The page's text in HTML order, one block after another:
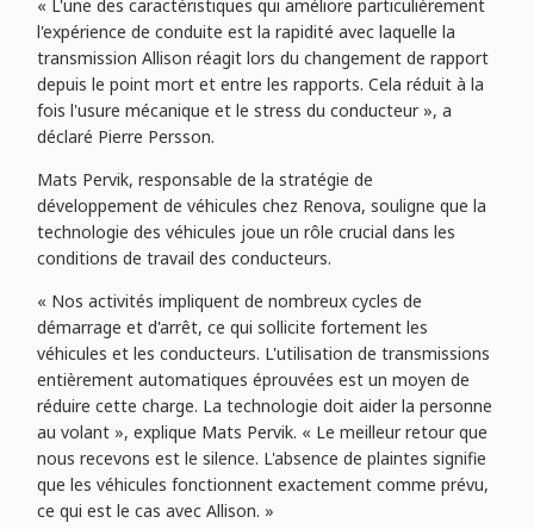
« L'une des caractéristiques qui améliore particulièrement
l'expérience de conduite est la rapidité avec laquelle la
transmission Allison réagit lors du changement de rapport
depuis le point mort et entre les rapports. Cela réduit à la
fois l'usure mécanique et le stress du conducteur », a
déclaré Pierre Persson.
Mats Pervik, responsable de la stratégie de
développement de véhicules chez Renova, souligne que la
technologie des véhicules joue un rôle crucial dans les
conditions de travail des conducteurs.
« Nos activités impliquent de nombreux cycles de
démarrage et d'arrêt, ce qui sollicite fortement les
véhicules et les conducteurs. L'utilisation de transmissions
entièrement automatiques éprouvées est un moyen de
réduire cette charge. La technologie doit aider la personne
au volant », explique Mats Pervik. « Le meilleur retour que
nous recevons est le silence. L'absence de plaintes signifie
que les véhicules fonctionnent exactement comme prévu,
ce qui est le cas avec Allison. »